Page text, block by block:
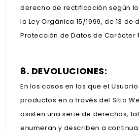
derecho de rectificación según
la Ley Orgánica 15/1999, de 13 de
Protección de Datos de Carácter
8. DEVOLUCIONES:
En los casos en los que el
productos en o través del Sitio
asisten una serie de derechos,
enumeran y describen a